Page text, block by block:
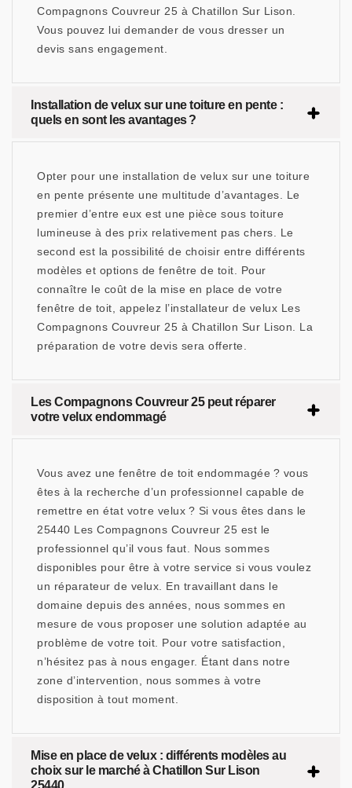
Compagnons Couvreur 25 à Chatillon Sur Lison.
Vous pouvez lui demander de vous dresser un
devis sans engagement.
Installation de velux sur une toiture en pente :
quels en sont les avantages ?
Opter pour une installation de velux sur une toiture
en pente présente une multitude d’avantages. Le
premier d’entre eux est une pièce sous toiture
lumineuse à des prix relativement pas chers. Le
second est la possibilité de choisir entre différents
modèles et options de fenêtre de toit. Pour
connaître le coût de la mise en place de votre
fenêtre de toit, appelez l’installateur de velux Les
Compagnons Couvreur 25 à Chatillon Sur Lison. La
préparation de votre devis sera offerte.
Les Compagnons Couvreur 25 peut réparer
votre velux endommagé
Vous avez une fenêtre de toit endommagée ? vous
êtes à la recherche d’un professionnel capable de
remettre en état votre velux ? Si vous êtes dans le
25440 Les Compagnons Couvreur 25 est le
professionnel qu’il vous faut. Nous sommes
disponibles pour être à votre service si vous voulez
un réparateur de velux. En travaillant dans le
domaine depuis des années, nous sommes en
mesure de vous proposer une solution adaptée au
problème de votre toit. Pour votre satisfaction,
n’hésitez pas à nous engager. Étant dans notre
zone d’intervention, nous sommes à votre
disposition à tout moment.
Mise en place de velux : différents modèles au
choix sur le marché à Chatillon Sur Lison